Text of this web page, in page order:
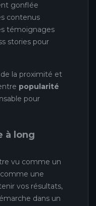
gonflée
contenus
témoignages
stories pour
la proximité et
popularité
pour
à long
vu comme un
comme une
vos résultats,
dans un